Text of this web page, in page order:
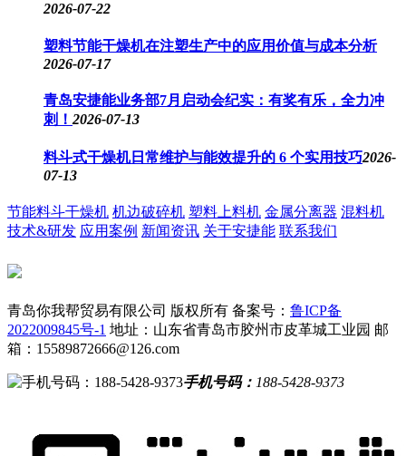
2026-07-22
塑料节能干燥机在注塑生产中的应用价值与成本分析
2026-07-17
青岛安捷能业务部7月启动会纪实：有奖有乐，全力冲
刺！ 2026-07-13
料斗式干燥机日常维护与能效提升的 6 个实用技巧2026-
07-13
节能料斗干燥机 机边破碎机 塑料上料机 金属分离器 混料机
技术&研发 应用案例 新闻资讯 关于安捷能 联系我们
青岛你我帮贸易有限公司 版权所有 备案号： 鲁ICP备
2022009845号-1 地址：山东省青岛市胶州市皮革城工业园 邮
箱：15589872666@126.com
手机号码： 188-5428-9373